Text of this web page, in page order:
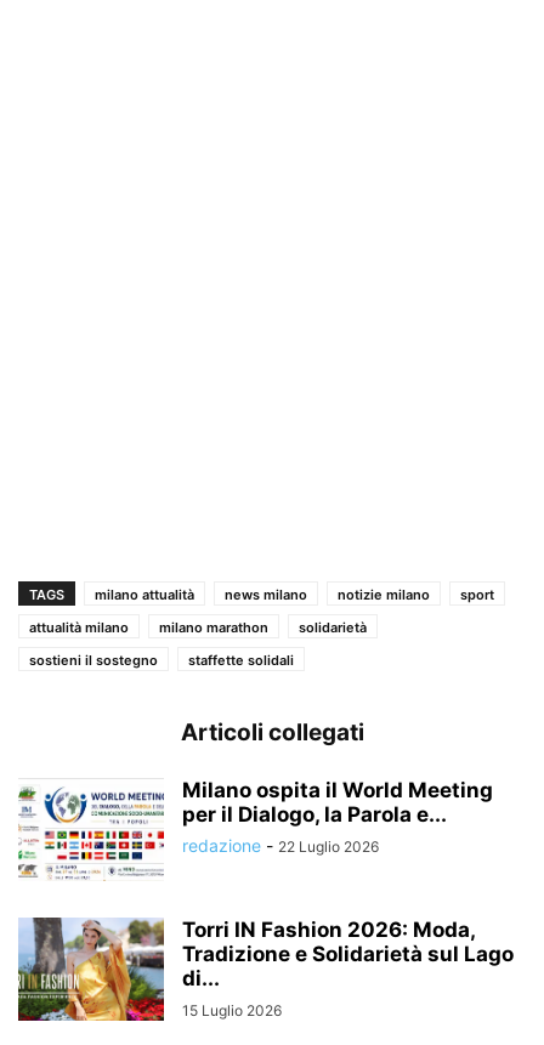
TAGS milano attualità news milano notizie milano
sport
attualità milano
milano marathon
solidarietà
sostieni il sostegno
staffette solidali
Articoli collegati
Milano ospita il World Meeting
per il Dialogo, la Parola e...
redazione - 22 Luglio 2026
Torri IN Fashion 2026: Moda,
Tradizione e Solidarietà sul Lago
di...
15 Luglio 2026